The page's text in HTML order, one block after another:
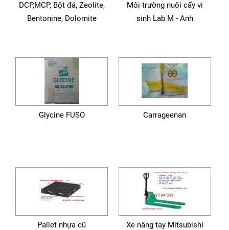
DCP,MCP, Bột đá, Zeolite,
Bentonine, Dolomite
Môi trường nuôi cấy vi
sinh Lab M - Anh
Glycine FUSO Carrageenan
Pallet nhựa cũ
Xe nâng tay Mitsubishi